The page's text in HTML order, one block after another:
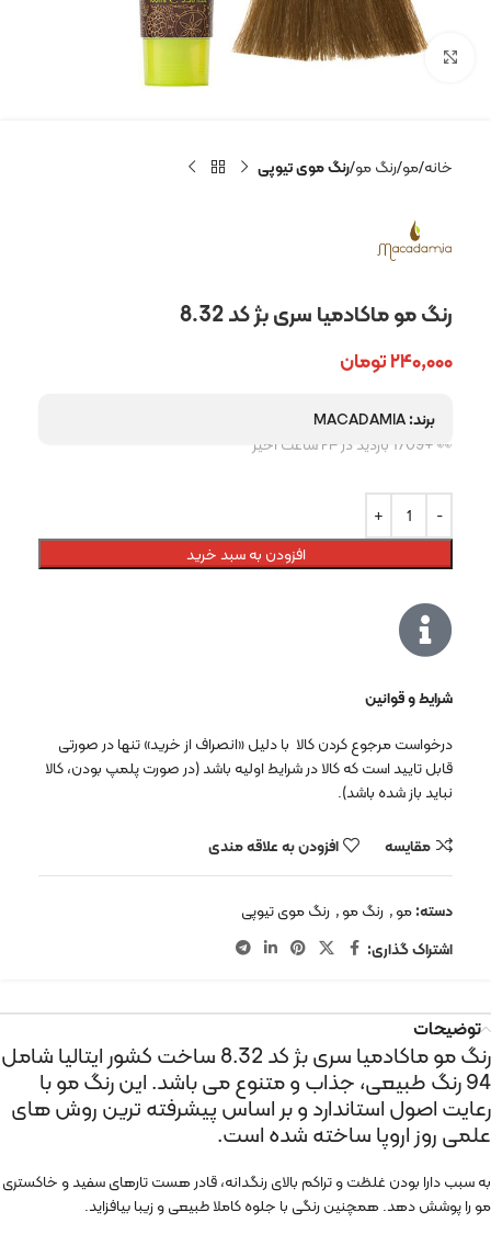
بزرگنمایی تصویر
خانه مو رنگ مو رنگ موی تیوپی
رنگ مو ماکادمیا سری بژ کد 8.32
۲۴۰,۰۰۰تومان
برند:
👀 +1709 بازدید در ۲۴ ساعت اخیر
افزودن به سبد خرید
شرایط و قوانین
درخواست مرجوع کردن کالا با دلیل «انصراف از خرید» تنها در صورتی
قابل تایید است که کالا در شرایط اولیه باشد (در صورت پلمپ بودن، کالا
نباید باز شده باشد).
مقایسه افزودن به علاقه مندی
دسته:مو, رنگ مو, رنگ موی تیوپی
اشتراک گذاری:
توضیحات
رنگ مو ماکادمیا سری بژ کد 8.32 ساخت کشور ایتالیا شامل
94 رنگ طبیعی، جذاب و متنوع می باشد. این رنگ مو با
رعایت اصول استاندارد و بر اساس پیشرفته ترین روش های
علمی روز اروپا ساخته شده است.
به سبب دارا بودن غلظت و تراکم بالای رنگدانه، قادر هست تارهای سفید و خاکستری
مو را پوشش دهد. همچنین رنگی با جلوه کاملا طبیعی و زیبا بیافزاید.